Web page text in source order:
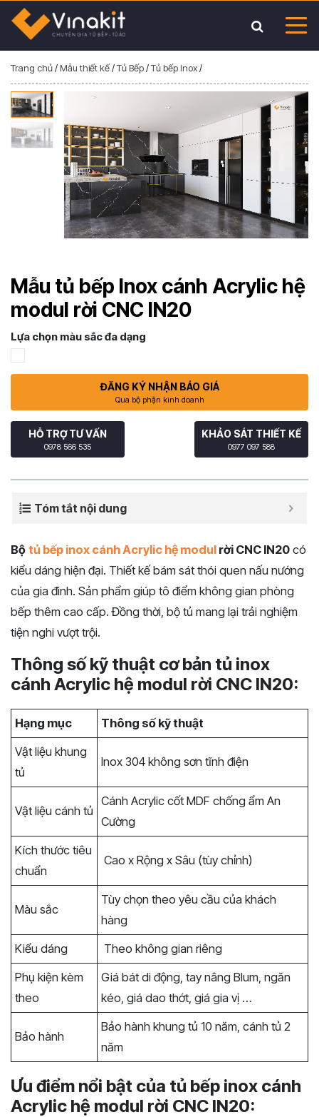
Trang chủ/Mẫu thiết kế/Tủ Bếp/Tủ bếp Inox/
Mẫu tủ bếp Inox cánh Acrylic hệ
modul rời CNC IN20
Lựa chọn màu sắc đa dạng
ĐĂNG KÝ NHẬN BÁO GIÁ
Qua bộ phận kinh doanh
HỖ TRỢ TƯ VẤN
0978 566 535
KHẢO SÁT THIẾT KẾ
0977 097 588
Tóm tắt nội dung
Bộ tủ bếp inox cánh Acrylic hệ modul rời CNC IN20 có
kiểu dáng hiện đại. Thiết kế bám sát thói quen nấu nướng
của gia đình. Sản phẩm giúp tô điểm không gian phòng
bếp thêm cao cấp. Đồng thời, bộ tủ mang lại trải nghiệm
tiện nghi vượt trội.
Thông số kỹ thuật cơ bản tủ inox
cánh Acrylic hệ modul rời CNC IN20:
Hạng mục
Thông số kỹ thuật
Vật liệu khung
tủ
Inox 304 không sơn tĩnh điện
Vật liệu cánh tủ
Cánh Acrylic cốt MDF chống ẩm An
Cường
Kích thước tiêu
chuẩn
Cao x Rộng x Sâu (tùy chỉnh)
Màu sắc
Tùy chọn theo yêu cầu của khách
hàng
Kiểu dáng
Theo không gian riêng
Phụ kiện kèm
theo
Giá bát di động, tay nâng Blum, ngăn
kéo, giá dao thớt, giá gia vị …
Bảo hành
Bảo hành khung tủ 10 năm, cánh tủ 2
năm
Ưu điểm nổi bật của tủ bếp inox cánh
Acrylic hệ modul rời CNC IN20: